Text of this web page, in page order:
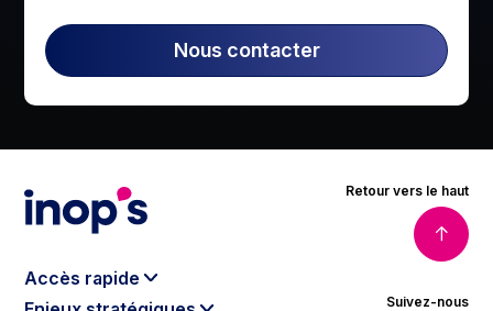
Nous contacter
Accès rapide
Retour vers le haut
Suivez-nous